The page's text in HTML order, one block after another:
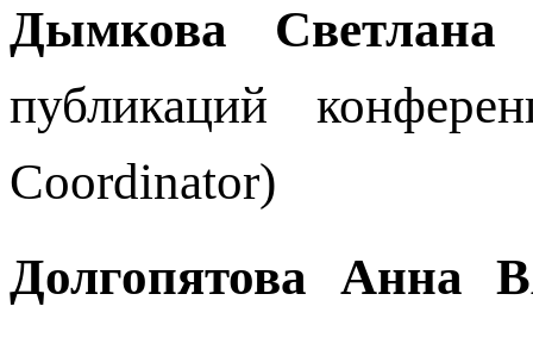
Дымкова Светлана
публикаций
Coordinator)
Долгопятова Анна